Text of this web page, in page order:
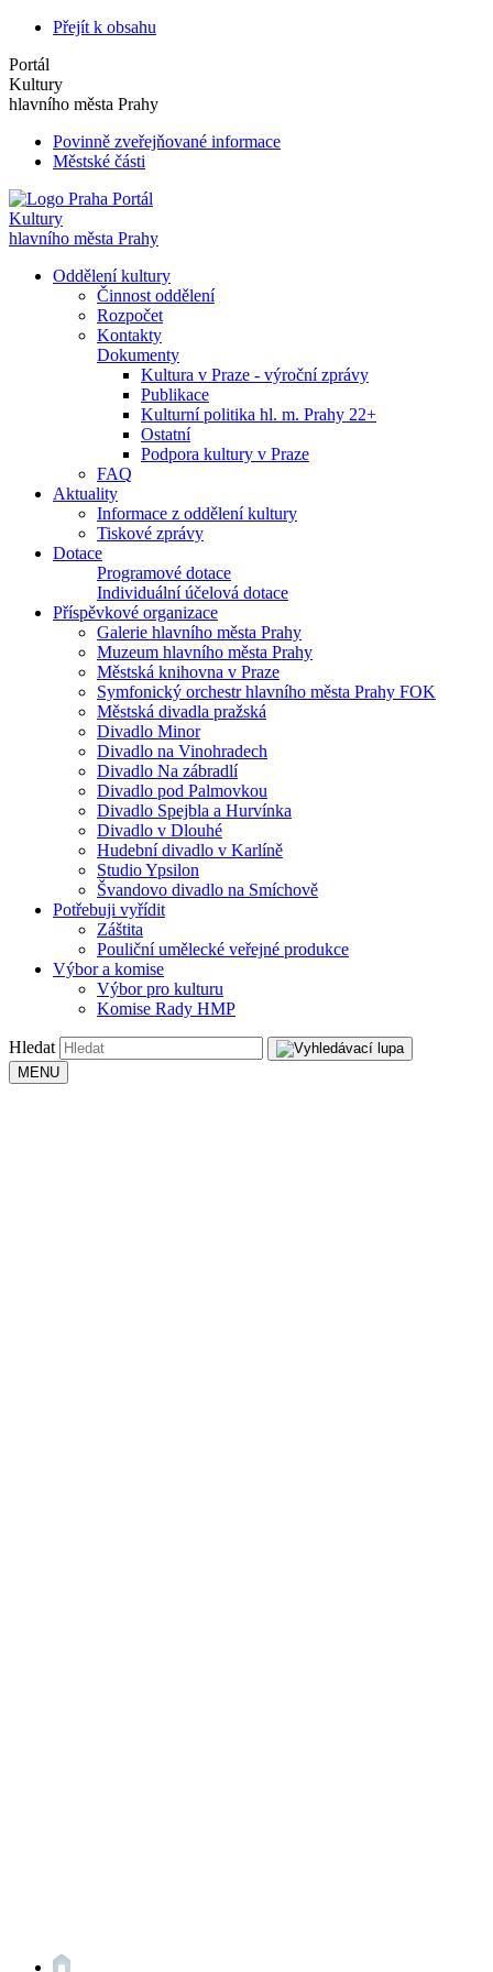
Přejít k obsahu
Portál
Kultury
hlavního města Prahy
Povinně zveřejňované informace
Městské části
Portál
Kultury
hlavního města Prahy
Oddělení kultury
Činnost oddělení
Rozpočet
Kontakty
Dokumenty
Kultura v Praze - výroční zprávy
Publikace
Kulturní politika hl. m. Prahy 22+
Ostatní
Podpora kultury v Praze
FAQ
Aktuality
Informace z oddělení kultury
Tiskové zprávy
Dotace
Programové dotace
Individuální účelová dotace
Příspěvkové organizace
Galerie hlavního města Prahy
Muzeum hlavního města Prahy
Městská knihovna v Praze
Symfonický orchestr hlavního města Prahy FOK
Městská divadla pražská
Divadlo Minor
Divadlo na Vinohradech
Divadlo Na zábradlí
Divadlo pod Palmovkou
Divadlo Spejbla a Hurvínka
Divadlo v Dlouhé
Hudební divadlo v Karlíně
Studio Ypsilon
Švandovo divadlo na Smíchově
Potřebuji vyřídit
Záštita
Pouliční umělecké veřejné produkce
Výbor a komise
Výbor pro kulturu
Komise Rady HMP
Hledat
MENU